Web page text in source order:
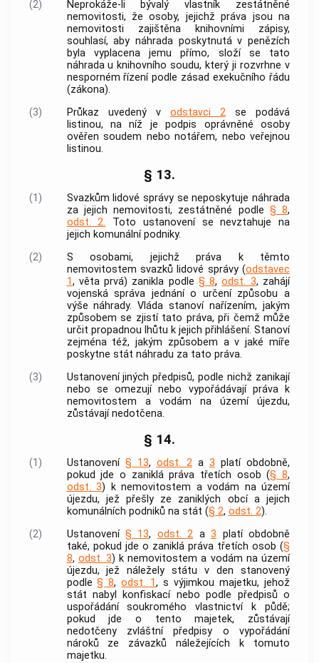
(2)
Neprokáže-li bývalý vlastník zestátněné
nemovitosti, že osoby, jejichž práva jsou na
nemovitosti zajištěna knihovními zápisy,
souhlasí, aby náhrada poskytnutá v penězích
byla vyplacena jemu přímo, složí se tato
náhrada u knihovního soudu, který ji rozvrhne v
nesporném řízení podle zásad exekučního řádu
(zákona).
(3)
Průkaz uvedený v odstavci 2se podává
listinou, na níž je podpis oprávněné osoby
ověřen soudem nebo notářem, nebo veřejnou
listinou.
§ 13.
(1)
Svazkům lidové správy se neposkytuje náhrada
za jejich nemovitosti, zestátněné podle § 8,
odst. 2. Toto ustanovení se nevztahuje na
jejich komunální podniky.
(2)
S osobami, jejichž práva k těmto
nemovitostem svazků lidové správy (odstavec
1, věta prvá) zanikla podle § 8,odst. 3, zahájí
vojenská správa jednání o určení způsobu a
výše náhrady. Vláda stanoví nařízením, jakým
způsobem se zjistí tato práva, při čemž může
určit propadnou lhůtu k jejich přihlášení. Stanoví
zejména též, jakým způsobem a v jaké míře
poskytne stát náhradu za tato práva.
(3)
Ustanovení jiných předpisů, podle nichž zanikají
nebo se omezují nebo vypořádávají práva k
nemovitostem a vodám na území újezdu,
zůstávají nedotčena.
§ 14.
(1) Ustanovení § 13, odst. 2a 3 platí obdobně,
pokud jde o zaniklá práva třetích osob (§ 8,
odst. 3) k nemovitostem a vodám na území
újezdu, jež přešly ze zaniklých obcí a jejich
komunálních podniků na stát (§ 2, odst. 2).
(2)
Ustanovení § 13, odst. 2 a3 platí obdobně
také, pokud jde o zaniklá práva třetích osob (§
8, odst. 3) k nemovitostem a vodám na území
újezdu, jež náležely státu v den stanovený
podle§ 8,odst. 1, s výjimkou majetku, jehož
stát nabyl konfiskací nebo podle předpisů o
uspořádání soukromého vlastnictví k půdě;
pokud jde o tento majetek, zůstávají
nedotčeny zvláštní předpisy o vypořádání
nároků ze závazků náležejících k tomuto
majetku.